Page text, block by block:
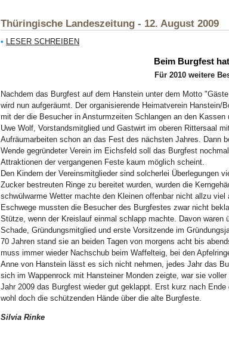
Thüringische Landeszeitung - 12. August 2009
• LESER SCHREIBEN
Beim Burgfest
Für 2010 weitere
Nachdem das Burgfest auf dem Hanstein unter dem Motto
wird nun aufgeräumt. Der organisierende Heimatverein
mit der die Besucher in Ansturmzeiten Schlangen an den
Uwe Wolf, Vorstandsmitglied und Gastwirt im oberen Rittersaal
Aufräumarbeiten schon an das Fest des nächsten Jahres. Dann
Wende gegründeter Verein im Eichsfeld soll das Burgfest
Attraktionen der vergangenen Feste kaum möglich scheint.
Den Kindern der Vereinsmitglieder sind solcherlei Überlegungen
Zucker bestreuten Ringe zu bereitet wurden, wurden die
schwülwarme Wetter machte den Kleinen offenbar nicht allzu
Eschwege mussten die Besucher des Burgfestes zwar nicht
Stütze, wenn der Kreislauf einmal schlapp machte. Davon
Schade, Gründungsmitglied und erste Vorsitzende im
70 Jahren stand sie an beiden Tagen von morgens acht bis
muss immer wieder Nachschub beim Waffelteig, bei den
Anne von Hanstein lässt es sich nicht nehmen, jedes Jahr das
sich im Wappenrock mit Hansteiner Monden zeigte, war sie
Jahr 2009 das Burgfest wieder gut geklappt. Erst kurz nach
wohl doch die schützenden Hände über die alte Burgfeste.
Silvia Rinke